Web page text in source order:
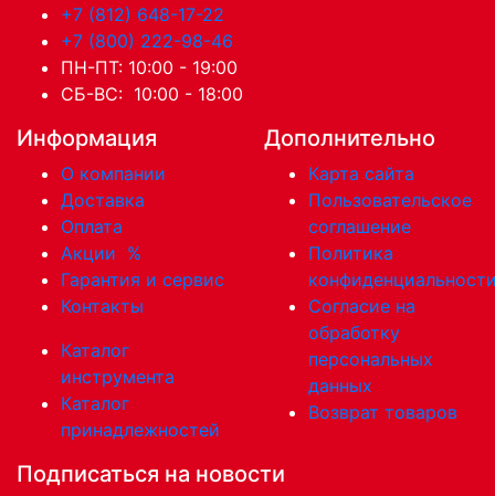
+7 (812) 648-17-22
+7 (800) 222-98-46
ПН-ПТ: 10:00 - 19:00
СБ-ВС: 10:00 - 18:00
Информация
О компании
Доставка
Оплата
Акции %
Гарантия и сервис
Контакты
Каталог
инструмента
Каталог
принадлежностей
Дополнительно
Карта сайта
Пользовательское
соглашение
Политика
Согласие на
обработку
персональных
данных
Возврат товаров
Подписаться на новости